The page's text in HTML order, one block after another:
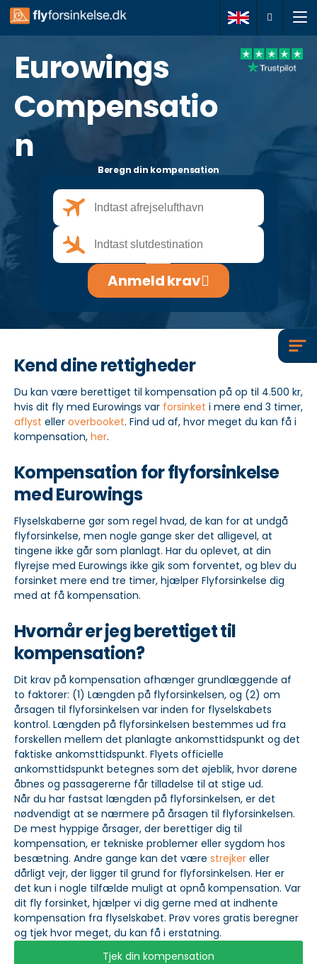
Anmeld krav
Om os
Dine rettigheder
FAQ
Artikler
Kontakt
+45 78730974
Eurowings
Compensatio
n
Beregn din kompensation
Anmeld krav
Kend dine rettigheder
Du kan være berettiget til kompensation på op til 4.500 kr,
hvis dit fly med Eurowings var forsinket i mere end 3 timer,
aflyst eller overbooket. Find ud af, hvor meget du kan få i
kompensation, her.
Kompensation for flyforsinkelse
med Eurowings
Flyselskaberne gør som regel hvad, de kan for at undgå
flyforsinkelse, men nogle gange sker det alligevel, at
tingene ikke går som planlagt. Har du oplevet, at din
flyrejse med Eurowings ikke gik som forventet, og blev du
forsinket mere end tre timer, hjælper Flyforsinkelse dig
med at få kompensation.
Hvornår er jeg berettiget til
kompensation?
Dit krav på kompensation afhænger grundlæggende af
to faktorer: (1) Længden på flyforsinkelsen, og (2) om
årsagen til flyforsinkelsen var inden for flyselskabets
kontrol. Længden på flyforsinkelsen bestemmes ud fra
forskellen mellem det planlagte ankomsttidspunkt og det
faktiske ankomsttidspunkt. Flyets officielle
ankomsttidspunkt betegnes som det øjeblik, hvor dørene
åbnes og passagererne får tilladelse til at stige ud.
Når du har fastsat længden på flyforsinkelsen, er det
nødvendigt at se nærmere på årsagen til flyforsinkelsen.
De mest hyppige årsager, der berettiger dig til
kompensation, er tekniske problemer eller sygdom hos
besætning. Andre gange kan det være strejker eller
dårligt vejr, der ligger til grund for flyforsinkelsen. Her er
det kun i nogle tilfælde muligt at opnå kompensation. Var
dit fly forsinket, hjælper vi dig gerne med at indhente
kompensation fra flyselskabet. Prøv vores gratis beregner
og tjek hvor meget, du kan få i erstatning.
Tjek din kompensation